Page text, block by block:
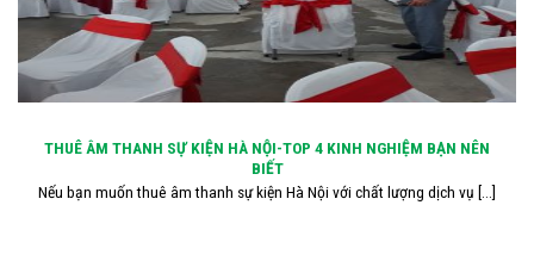
THUÊ ÂM THANH SỰ KIỆN HÀ NỘI-TOP 4 KINH NGHIỆM BẠN NÊN
BIẾT
Nếu bạn muốn thuê âm thanh sự kiện Hà Nội với chất lượng dịch vụ [...]